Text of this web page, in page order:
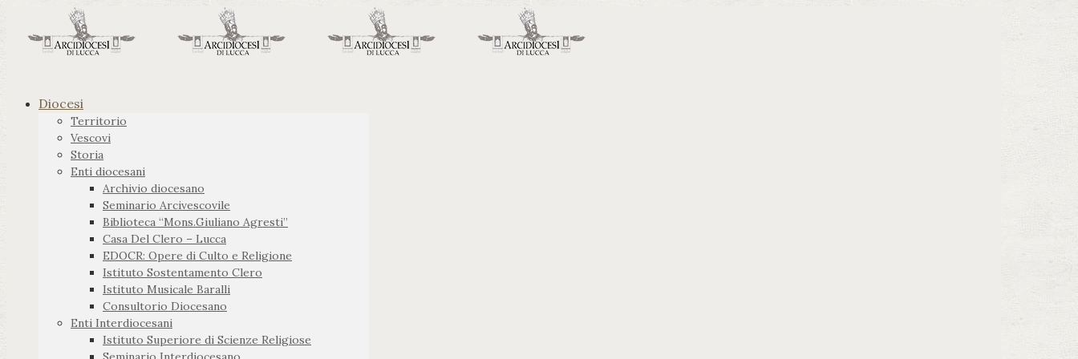
Diocesi
Territorio
Vescovi
Storia
Enti diocesani
Archivio diocesano
Seminario Arcivescovile
Biblioteca “Mons.Giuliano Agresti”
Casa Del Clero – Lucca
EDOCR: Opere di Culto e Religione
Istituto Sostentamento Clero
Istituto Musicale Baralli
Consultorio Diocesano
Enti Interdiocesani
Istituto Superiore di Scienze Religiose